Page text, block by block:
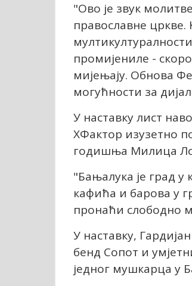
"Ово је звук
православне цркве.
промијениле -
мијењају. Обнова
могућности за
У наставку лист
XФактор изузетно
годишња Милица
"Бањалука је град
кафића и барова у
пронаћи слободно
У наставку,
бенд Сопот и
једног мушкарца у